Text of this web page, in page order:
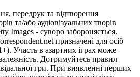
передрук та відтворення
та/або аудіовізуальних творів
Images - суворо забороняється.
призначені для осіб
Участь в азартних іграх може
Дотримуйтесь правил
гри. При виявленні перших